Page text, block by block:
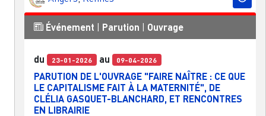
Événement | Parution | Ouvrage
du 23-01-2026 au 09-04-2026
PARUTION DE L'OUVRAGE "FAIRE NAÎTRE : CE QUE
LE CAPITALISME FAIT À LA MATERNITÉ", DE
CLÉLIA GASQUET-BLANCHARD, ET RENCONTRES
EN LIBRAIRIE